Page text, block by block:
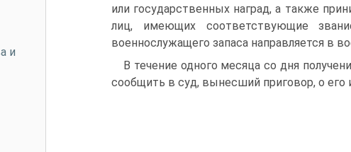
и
или государственных наград, а также
лиц, имеющих соответствующие
военнослужащего запаса направляется в
В течение одного месяца со дня
сообщить в суд, вынесший приговор, о его